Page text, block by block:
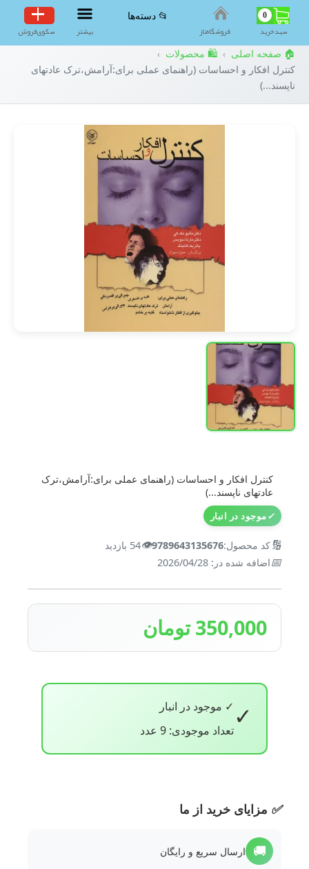
0
سبد‌خرید فروشگاه‌ناز
📂 دسته‌ها
بیشتر سکوی‌فروش
🏠 صفحه اصلی › 🛍️ محصولات ›
کنترل افکار و احساسات (راهنمای عملی برای:آرامش،ترک عادتهای
ناپسند...)
کنترل افکار و احساسات (راهنمای عملی برای:آرامش،ترک
عادتهای ناپسند...)
✓موجود در انبار
🔢کد محصول:9789643135676
👁️54 بازدید
📅اضافه شده در: 2026/04/28
350,000 تومان
✓ ✓ موجود در انبار
تعداد موجودی: 9 عدد
✅ مزایای خرید از ما
🚚 ارسال سریع و رایگان